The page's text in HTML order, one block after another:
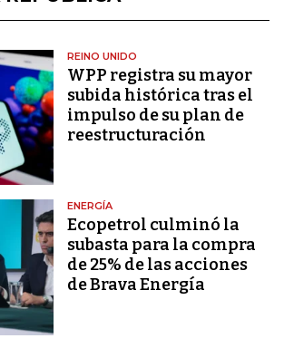
REINO UNIDO
WPP registra su mayor
subida histórica tras el
impulso de su plan de
reestructuración
ENERGÍA
Ecopetrol culminó la
subasta para la compra
de 25% de las acciones
de Brava Energía